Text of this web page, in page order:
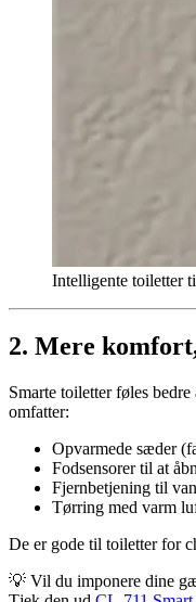
Intelligente toiletter
2. Mere
Smarte toiletter føles
omfatter:
Opvarmede sæder
Fodsensorer til at
Fjernbetjening til
Tørring med varm
De er gode til toiletter for
💡 Vil du imponere dine